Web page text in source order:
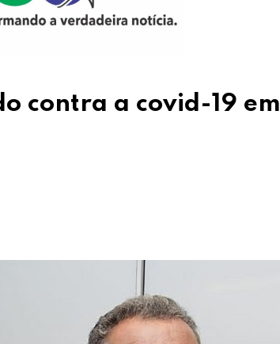
contra a covid-19 em